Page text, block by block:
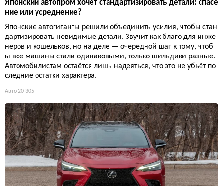
Японский автопром хочет стандартизировать детали: спасе
ние или усреднение?
Японские автогиганты решили объединить усилия, чтобы стан
дартизировать невидимые детали. Звучит как благо для инже
неров и кошельков, но на деле — очередной шаг к тому, чтоб
ы все машины стали одинаковыми, только шильдики разные.
Автомобилистам остаётся лишь надеяться, что это не убьёт по
следние остатки характера.
Авто 20 305